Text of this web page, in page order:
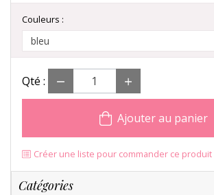
Couleurs :
Qté :
Ajouter au panier
Créer une liste pour commander ce
Catégories